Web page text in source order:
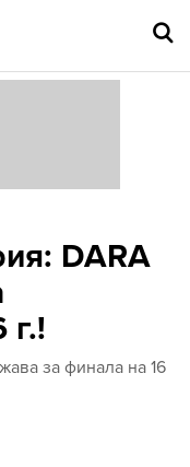
и
DARA
г.!
за финала на 16